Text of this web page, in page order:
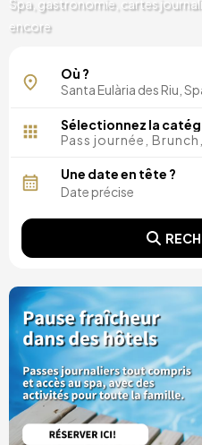
Spa, gastronomie, cartes
encore
Où ?
Sélectionnez la
Pass journée, Brunch,
Une date en tête ?